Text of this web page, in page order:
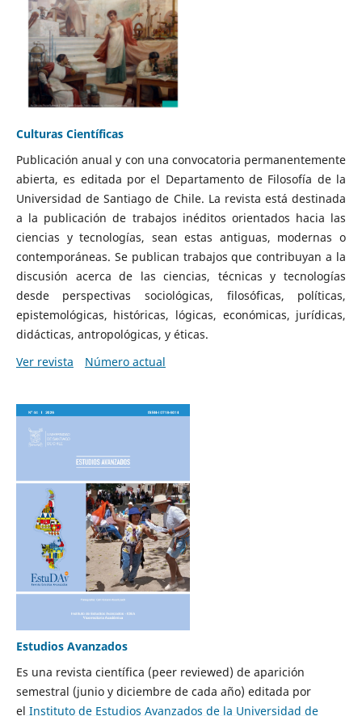
Culturas Científicas
Publicación anual y con una convocatoria permanentemente
abierta, es editada por el Departamento de Filosofía de la
Universidad de Santiago de Chile. La revista está destinada
a la publicación de trabajos inéditos orientados hacia las
ciencias y tecnologías, sean estas antiguas, modernas o
contemporáneas. Se publican trabajos que contribuyan a la
discusión acerca de las ciencias, técnicas y tecnologías
desde perspectivas sociológicas, filosóficas, políticas,
epistemológicas, históricas, lógicas, económicas, jurídicas,
didácticas, antropológicas, y éticas.
Ver revista
Número actual
Estudios Avanzados
Es una revista científica (peer reviewed) de aparición
semestral (junio y diciembre de cada año) editada por
el Instituto de Estudios Avanzados de la Universidad de